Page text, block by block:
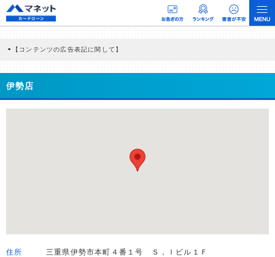
【コンテンツの広告表記に関して】
商品を根拠なくPRするものではなく、当編集部の調査／ユーザーへの口コミ収集な
どに基づき、公平性を担保した情報提供を行っています。
>提携企業一覧
伊勢店
住所
三重県伊勢市本町４番１号 Ｓ，Ｉビル１Ｆ